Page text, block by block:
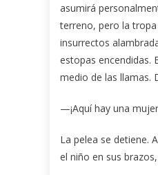
asumirá
terreno, pero la
insurrectos
estopas encendidas.
medio de las llamas.
—¡Aquí hay una
La pelea se detiene.
el niño en sus